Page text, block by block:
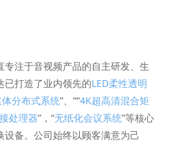
专注于音视频产品的自主研发、生
已打造了业内领先的LED柔性透明
分布式系统”、““4K超高清混合矩
处理器”，“无纸化会议系统”等核心
备。公司始终以顾客满意为己